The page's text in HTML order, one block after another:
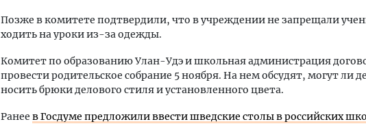
Позже в комитете подтвердили, что в учреждении не запрещали
ходить на уроки из-за одежды.
Комитет по образованию Улан-Удэ и школьная администрация
провести родительское собрание 5 ноября. На нем обсудят, могут ли
носить брюки делового стиля и установленного цвета.
Ранее в Госдуме предложили ввести шведские столы в российских